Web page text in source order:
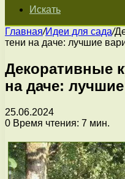
Искать
Главная/Идеи для сада/
тени на даче: лучшие
Декоративные
на даче:
25.06.2024
0 Время чтения: 7 мин.